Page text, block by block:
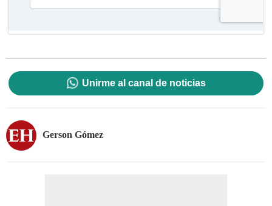
Unirme al canal de noticias
Gerson Gómez